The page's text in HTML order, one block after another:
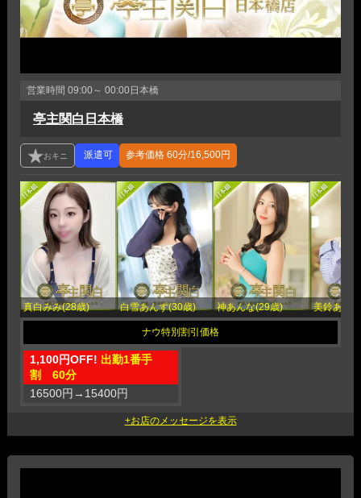
営業時間 09:00～ 00:00日本橋
亭主関白日本橋
参考価格60分/16,500円
真白みみ(28歳) 白雪あんず(30歳) 神あんな(29歳) 美鈴あい
1,100円OFF! 出勤1番手
割 60分
16500円 → 15400円